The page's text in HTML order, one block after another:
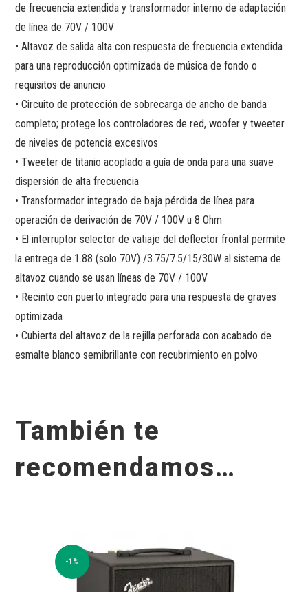
de frecuencia extendida y transformador interno de adaptación
de línea de 70V / 100V
• Altavoz de salida alta con respuesta de frecuencia extendida
para una reproducción optimizada de música de fondo o
requisitos de anuncio
• Circuito de protección de sobrecarga de ancho de banda
completo; protege los controladores de red, woofer y tweeter
de niveles de potencia excesivos
• Tweeter de titanio acoplado a guía de onda para una suave
dispersión de alta frecuencia
• Transformador integrado de baja pérdida de línea para
operación de derivación de 70V / 100V u 8 Ohm
• El interruptor selector de vatiaje del deflector frontal permite
la entrega de 1.88 (solo 70V) /3.75/7.5/15/30W al sistema de
altavoz cuando se usan líneas de 70V / 100V
• Recinto con puerto integrado para una respuesta de graves
optimizada
• Cubierta del altavoz de la rejilla perforada con acabado de
esmalte blanco semibrillante con recubrimiento en polvo
También te
recomendamos…
-1%